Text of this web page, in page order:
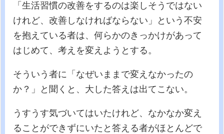
「生活習慣の改善をするのは楽しそうではない
けれど、改善しなければならない」という不安
を抱えている者は、何らかのきっかけがあって
はじめて、考えを変えようとする。
そういう者に「なぜいままで変えなかったの
か？」と聞くと、大した答えは出てこない。
うすうす気づいてはいたけれど、なかなか変え
ることができずにいたと答える者がほとんどで